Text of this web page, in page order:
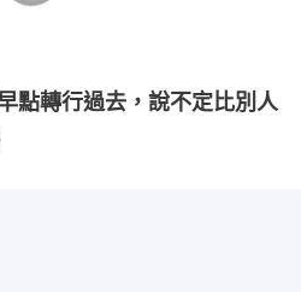
點轉行過去，說不定比別人